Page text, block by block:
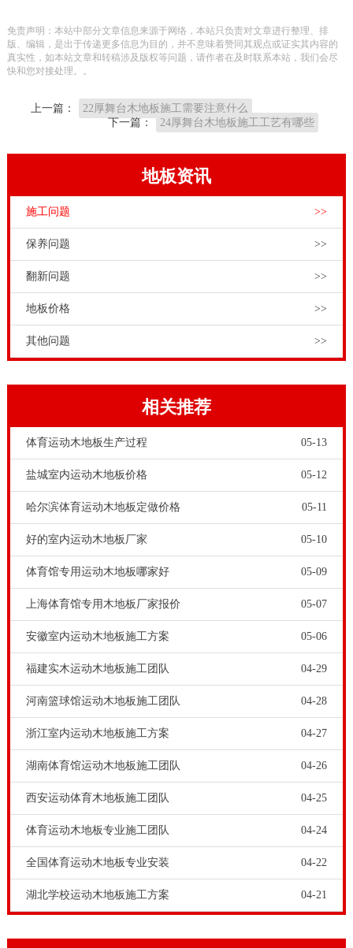
是对于比较复杂的室内体育场馆，还得选择钢槽固定结
构系统来铺装。
产品的一般方法，但羽毛球木地板对地板表面的摩擦系
导致其由于摩擦系数的运动滑倒在脚底期间削减会影响
出现打滑的事故。枫桦木篮球场木地板怎么画线，体育
运动木地板售前工程师，为大**科普了体育运动木地板
地板知识，并选好了消费标准、体育运动木地板的种
类、颜色、风格之后，购买体育运动木地板**先要**大
厂**或**的产品，因为品牌运动木地板的产品和服务**
体育运动木地板的**性能是不可或缺的。相对普通木地
板，体育木地板的生产成本高，市场**也高。体育场馆
工程商和甲方朋友不能为了减少采购成本，**降低对体
育运动木地板的品质和**性能的要求。因为**再低的体
育木地板，**是废柴一个，**是铺装到体育场馆，也是
地板怎么画线，以上是关于辨别篮球馆木地板的**好不
好的方法，希望对您有所帮助，如果您想了解**多相关
绍
运动木地板的采伐方面都会制定了严格的标准，除了对
采伐胸径还有生长年份做了非常严格要求，同时还要求
同批次的木材被采伐地板的光照阴阳面能够基本一致。
这是为了可以保证同一块运动木地板的生长条件相同，
免责声明：本站中部分文章信息来源于网络，本站只负责对文章进行整理、排
版、编辑，是出于传递更多信息为目的，并不意味着赞同其观点或证实其内容的
真实性，如本站文章和转稿涉及版权等问题，请作者在及时联系本站，我们会尽
快和您对接处理。。
上一篇：
22厚舞台木地板施工需要注意什么
下一篇：
24厚舞台木地板施工工艺有哪些
地板资讯
施工问题 >>
保养问题 >>
翻新问题 >>
地板价格 >>
其他问题 >>
相关推荐
体育运动木地板生产过程 05-13
盐城室内运动木地板价格 05-12
哈尔滨体育运动木地板定做价格 05-11
好的室内运动木地板厂家 05-10
体育馆专用运动木地板哪家好 05-09
上海体育馆专用木地板厂家报价 05-07
安徽室内运动木地板施工方案 05-06
福建实木运动木地板施工团队 04-29
河南篮球馆运动木地板施工团队 04-28
浙江室内运动木地板施工方案 04-27
湖南体育馆运动木地板施工团队 04-26
西安运动体育木地板施工团队 04-25
体育运动木地板专业施工团队 04-24
全国体育运动木地板专业安装 04-22
湖北学校运动木地板施工方案 04-21